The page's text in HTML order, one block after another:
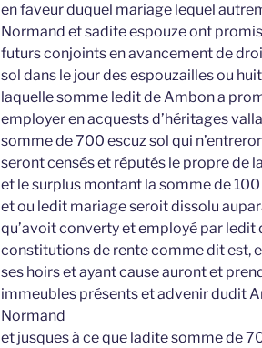
en faveur duquel mariage lequel
Normand et sadite espouze ont
futurs conjoints en avancement de
sol dans le jour des espouzailles ou
laquelle somme ledit de Ambon a
employer en acquests d’héritages
somme de 700 escuz sol qui
seront censés et réputés le propre de
et le surplus montant la somme de
et ou ledit mariage seroit dissolu
qu’avoit converty et employé par
constitutions de rente comme dit est,
ses hoirs et ayant cause auront et
immeubles présents et advenir dudit
Normand
et jusques à ce que ladite somme de